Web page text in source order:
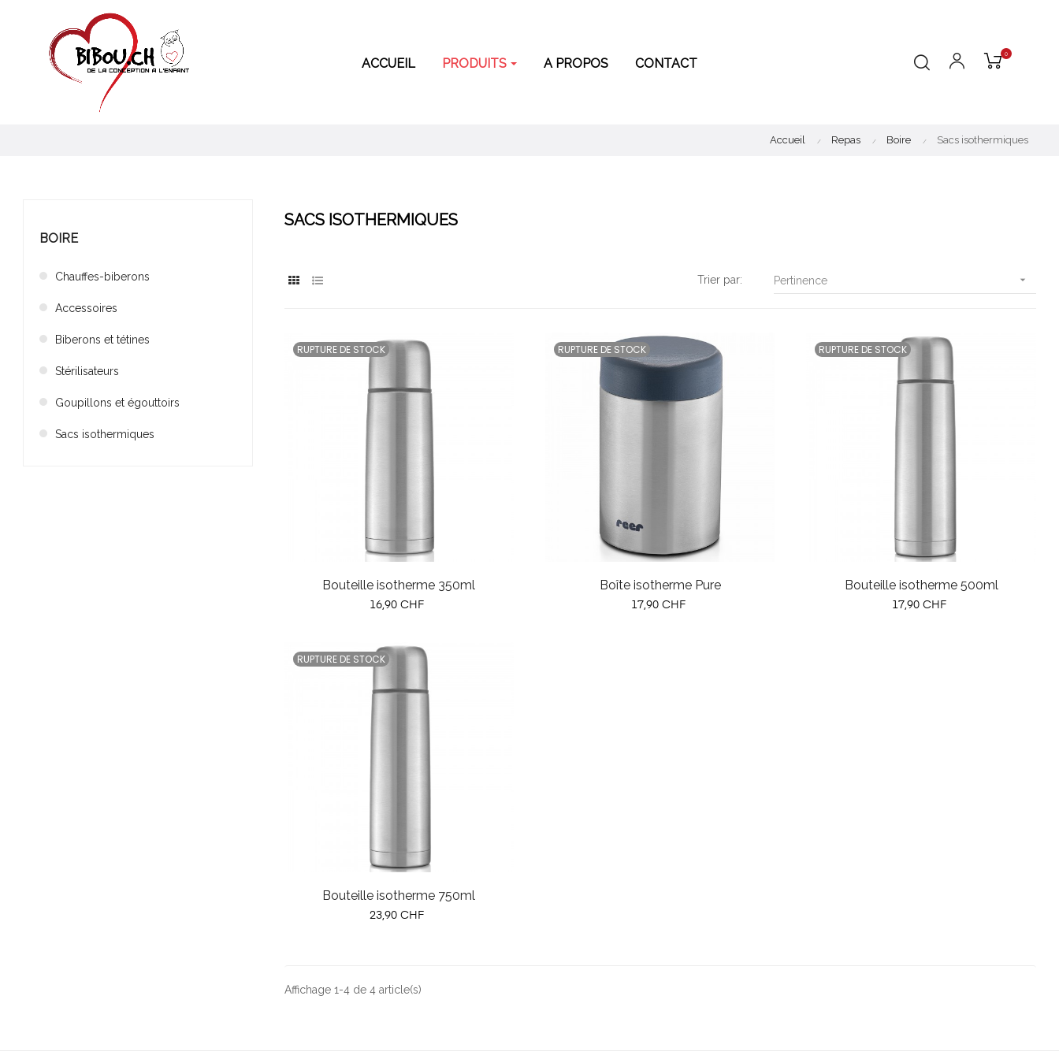
ACCUEIL PRODUITS A PROPOS CONTACT
0
Accueil Repas Boire Sacs isothermiques
BOIRE
Chauffes-biberons
Accessoires
Biberons et tétines
Stérilisateurs
Goupillons et égouttoirs
Sacs isothermiques
SACS ISOTHERMIQUES
Trier par: Pertinence 
RUPTURE DE STOCK
Bouteille isotherme 350ml
Prix
16,90 CHF
RUPTURE DE STOCK
Boîte isotherme Pure
Prix
17,90 CHF
RUPTURE DE STOCK
Bouteille isotherme 500ml
Prix
17,90 CHF
RUPTURE DE STOCK
Bouteille isotherme 750ml
Prix
23,90 CHF
Affichage 1-4 de 4 article(s)